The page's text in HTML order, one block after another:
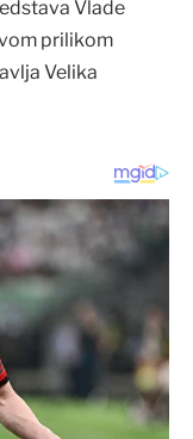
Vlade
prilikom
Velika